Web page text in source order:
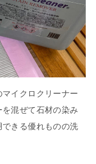
イクロクリーナー
混ぜて石材の染み
きる優れものの洗